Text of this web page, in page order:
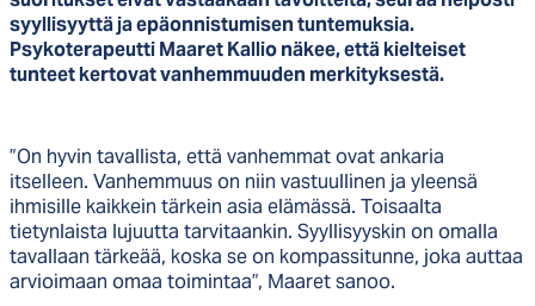
syyllisyyttä ja epäonnistumisen tuntemuksia.
Psykoterapeutti Maaret Kallio näkee, että kielteiset
tunteet kertovat vanhemmuuden merkityksestä.
”On hyvin tavallista, että vanhemmat ovat ankaria
itselleen. Vanhemmuus on niin vastuullinen ja yleensä
ihmisille kaikkein tärkein asia elämässä. Toisaalta
tietynlaista lujuutta tarvitaankin. Syyllisyyskin on omalla
tavallaan tärkeää, koska se on kompassitunne, joka auttaa
arvioimaan omaa toimintaa”, Maaret sanoo.